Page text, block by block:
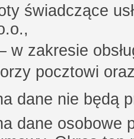
świadczące
w zakresie
pocztowi
dane nie będą
dane osobowe